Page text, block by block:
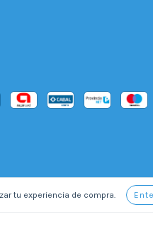
tu experiencia de compra.
Para reclamos ingresá acá. /